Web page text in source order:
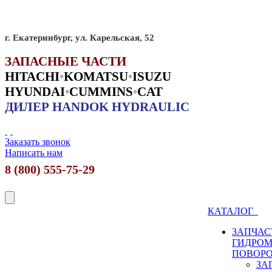
г. Екатеринбург, ул. Карельская, 52
ЗАПАСНЫЕ ЧАСТИ
HITACHI•KOMATSU•ISUZU
HYUNDAI•CUMMINS•CAT
ДИЛЕР HANDOK HYDRAULIC
Заказать звонок
Написать нам
8 (800) 555-75-29
КАТАЛОГ